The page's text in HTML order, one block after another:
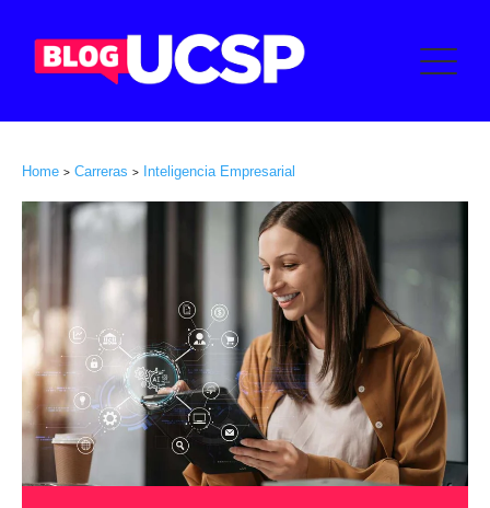
Home > Carreras > Inteligencia Empresarial